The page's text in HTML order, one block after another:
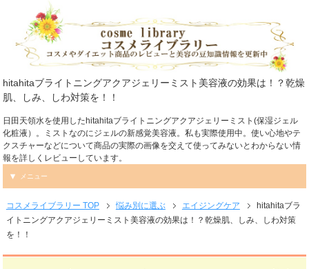
hitahitaブライトニングアクアジェリーミスト美容液の効果は！？乾燥
肌、しみ、しわ対策を！！
日田天領水を使用したhitahitaブライトニングアクアジェリーミスト(保湿ジェル
化粧液）。ミストなのにジェルの新感覚美容液。私も実際使用中。使い心地やテ
クスチャーなどについて商品の実際の画像を交えて使ってみないとわからない情
報を詳しくレビューしています。
メニュー
コスメライブラリー TOP 悩み別に選ぶ エイジングケア
hitahitaブラ
イトニングアクアジェリーミスト美容液の効果は！？乾燥肌、しみ、しわ対策
を！！